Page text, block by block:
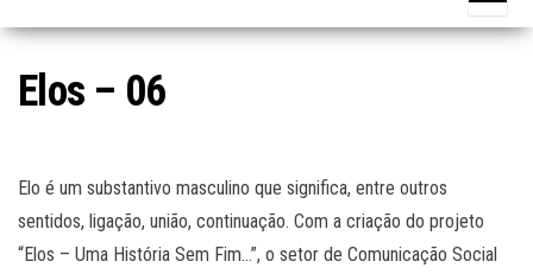
Elos – 06
Elo é um substantivo masculino que significa, entre outros
sentidos, ligação, união, continuação. Com a criação do projeto
“Elos – Uma História Sem Fim…”, o setor de Comunicação Social